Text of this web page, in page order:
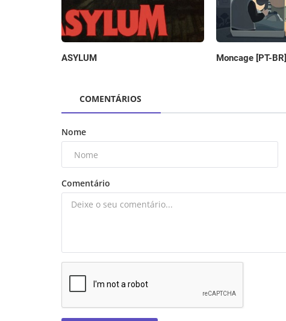
ASYLUM Moncage [PT-BR]
COMENTÁRIOS
Nome
Comentário